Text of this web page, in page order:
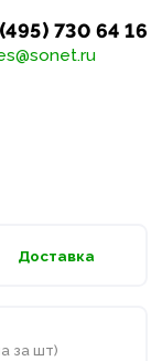
730 64 16
Доставка
за шт)